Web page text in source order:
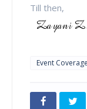
Till then,
Event Coverage